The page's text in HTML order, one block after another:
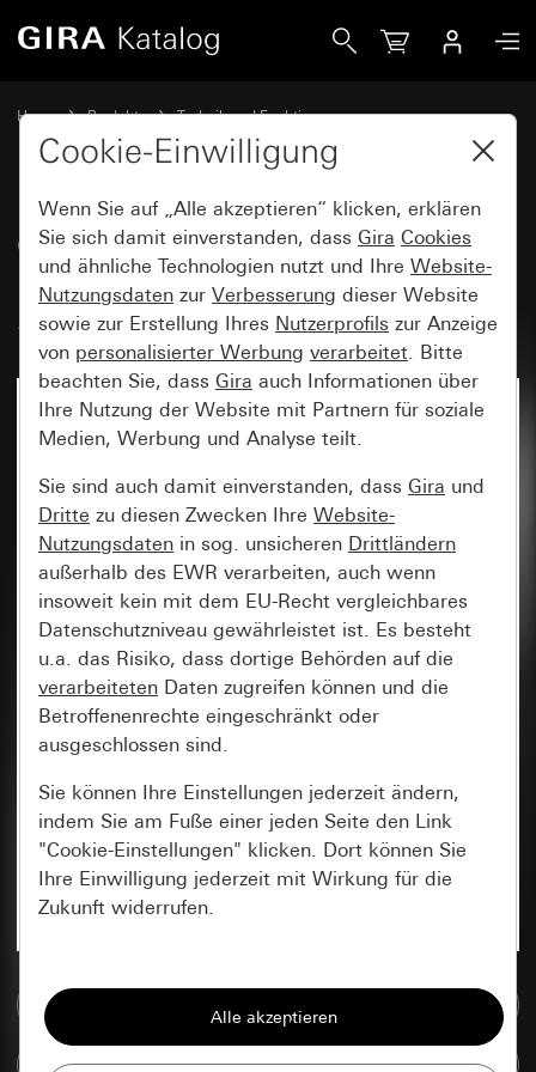
Home Produkte
Technik und Funktionen
Heizung, Lüftung, Klima
Lüftung, Klima
CO2 -Sensor mit Luftfeuchte- und
Raumtemperaturregler für KNX
System 55
Nicht mehr verfügbar
Artikel vergleichen
Cookie-Einwilligung
Wenn Sie auf „Alle akzeptieren“ klicken, erklären
Sie sich damit einverstanden, dass Gira Cookies
und ähnliche Technologien nutzt und Ihre Website-
Nutzungsdaten zur Verbesserung dieser Website
sowie zur Erstellung Ihres Nutzerprofils zur Anzeige
von personalisierter Werbung verarbeitet. Bitte
beachten Sie, dass Gira auch Informationen über
Ihre Nutzung der Website mit Partnern für soziale
Medien, Werbung und Analyse teilt.
Sie sind auch damit einverstanden, dass Gira und
Dritte zu diesen Zwecken Ihre Website-
Nutzungsdaten in sog. unsicheren Drittländern
außerhalb des EWR verarbeiten, auch wenn
insoweit kein mit dem EU-Recht vergleichbares
Datenschutzniveau gewährleistet ist. Es besteht
u.a. das Risiko, dass dortige Behörden auf die
verarbeiteten Daten zugreifen können und die
Betroffenenrechte eingeschränkt oder
ausgeschlossen sind.
Sie können Ihre Einstellungen jederzeit ändern,
indem Sie am Fuße einer jeden Seite den Link
"Cookie-Einstellungen" klicken. Dort können Sie
Ihre Einwilligung jederzeit mit Wirkung für die
Zukunft widerrufen.
Alle Cookies, die wir benötigen um Ihnen die
Seite anzeigen zu können.